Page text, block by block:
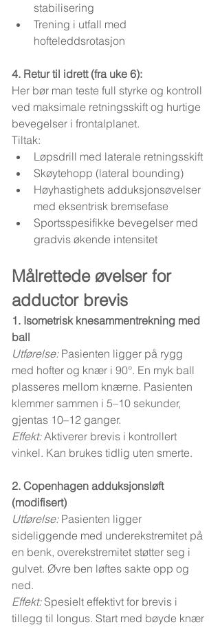
stabilisering
Trening i utfall med
hofteleddsrotasjon
4. Retur til idrett (fra uke 6):
Her bør man teste full styrke og kontroll
ved maksimale retningsskift og hurtige
bevegelser i frontalplanet.
Tiltak:
Løpsdrill med laterale retningsskift
Skøytehopp (lateral bounding)
Høyhastighets adduksjonsøvelser
med eksentrisk bremsefase
Sportsspesifikke bevegelser med
gradvis økende intensitet
Målrettede øvelser for
adductor brevis
1. Isometrisk knesammentrekning med
ball
Utførelse: Pasienten ligger på rygg
med hofter og knær i 90°. En myk ball
plasseres mellom knærne. Pasienten
klemmer sammen i 5–10 sekunder,
gjentas 10–12 ganger.
Effekt: Aktiverer brevis i kontrollert
vinkel. Kan brukes tidlig uten smerte.
2. Copenhagen adduksjonsløft
(modifisert)
Utførelse: Pasienten ligger
sideliggende med underekstremitet på
en benk, overekstremitet støtter seg i
gulvet. Øvre ben løftes sakte opp og
ned.
Effekt: Spesielt effektivt for brevis i
tillegg til longus. Start med bøyde knær